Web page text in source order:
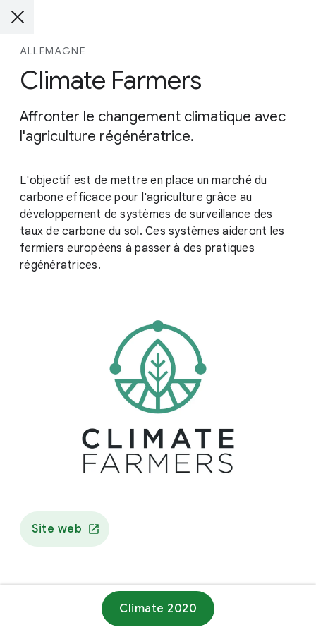
ALLEMAGNE
Climate Farmers
Affronter le changement climatique avec
l'agriculture régénératrice.
L'objectif est de mettre en place un marché du
carbone efficace pour l'agriculture grâce au
développement de systèmes de surveillance des
taux de carbone du sol. Ces systèmes aideront les
fermiers européens à passer à des pratiques
régénératrices.
Site web
Climate 2020